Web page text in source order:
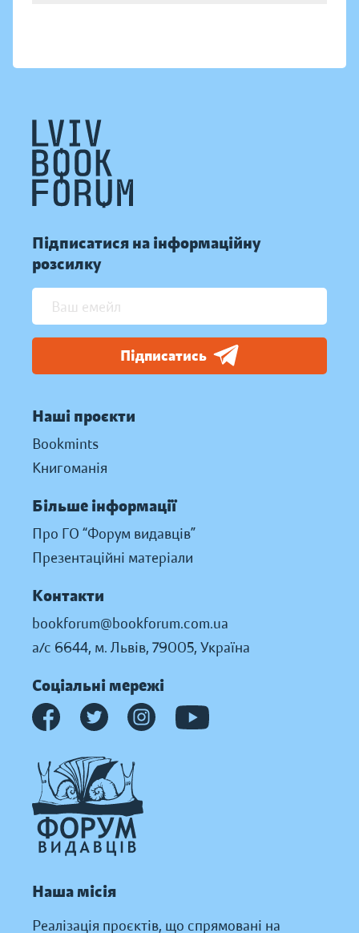
Підписатися на інформаційну
розсилку
Підписатись
Наші проєкти
Bookmints
Книгоманія
Більше інформації
Про ГО “Форум видавців”
Презентаційні матеріали
Контакти
bookforum@bookforum.com.ua
а/с 6644, м. Львів, 79005, Україна
Соціальні мережі
Наша місія
Реалізація проєктів, що спрямовані на